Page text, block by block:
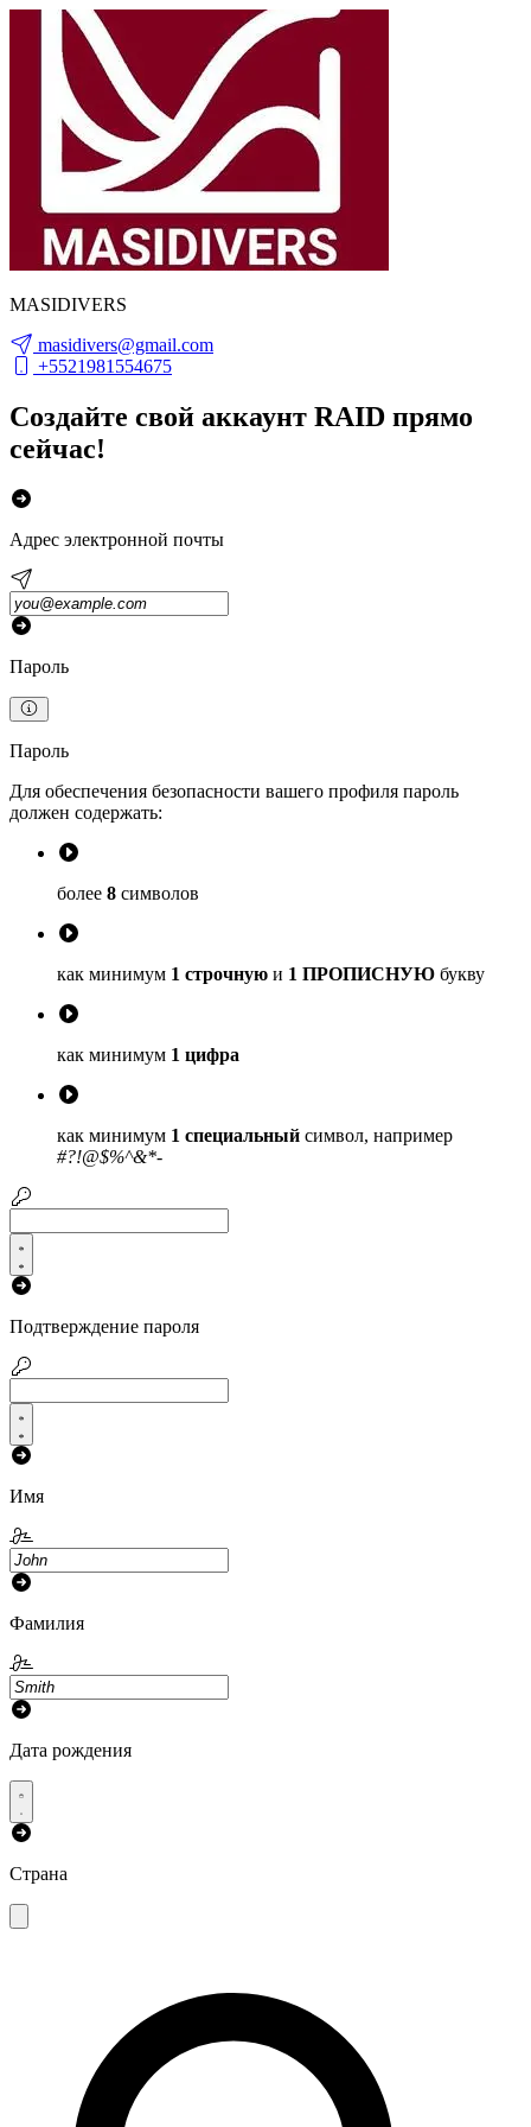
MASIDIVERS
masidivers@gmail.com
+5521981554675
Создайте свой аккаунт RAID прямо
сейчас!
Адрес электронной почты
Пароль
Пароль
Для обеспечения безопасности вашего профиля пароль
должен содержать:
более 8 символов
как минимум 1 строчную и 1 ПРОПИСНУЮ букву
как минимум 1 цифра
как минимум 1 специальный символ, например
#?!@$%^&*-
Подтверждение пароля
Имя
Фамилия
Дата рождения
Страна